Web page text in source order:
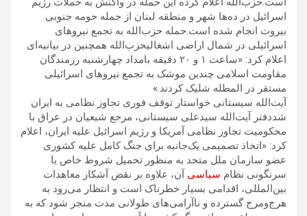
اسرائیل در ده‌ها شهر و منطقه لبنان از جمله حومه جنوبی
بیروت انجام شده است.حمله حزب‌الله به تجمع نیروهای
اسرائیلی در شمال اراضی اشغالیحزب‌الله همچنین در بیانیه‌ای
اعلام کرد: «ساعت ۱ و ۲۰ دقیقه بامداد چهارشنبه رزمندگان
مقاومت اسلامی چندین موشک به تجمع نیروهای اسرائیلی
مستقر در المطله شلیک کردند.»
آیت‌الله سیستانی خواستار توقف فوری تجاوز نظامی به ایران
شددفتر آیت‌الله سیدعلی سیستانی، مرجع شیعیان در عراق با
محکومیت تجاوز نظامی آمریکا و رژیم اسرائیل علیه ایران، اعلام
کرد: «اتخاذ تصمیمی یک‌جانبه برای جنگ کامل علیه کشوری
عضو سازمان ملل متحد به منظور تحمیل شروط خاص یا
سرنگونی نظام سیاسی آن، علاوه بر نقض آشکار معاهدات
بین‌المللی، اقدامی بسیار خطرناک است و انتظار می‌رود به
هرج‌ومرج گسترده و ناآرامی‌های طولانی مدت منجر شود که به